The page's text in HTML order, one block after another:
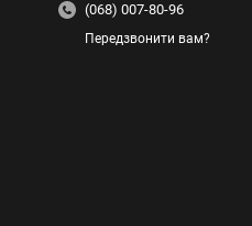
(068) 007-80-96
Передзвонити вам?